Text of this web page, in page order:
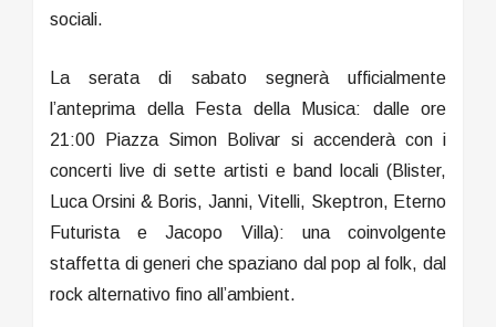
sociali.
La serata di sabato segnerà ufficialmente
l’anteprima della Festa della Musica: dalle ore
21:00 Piazza Simon Bolivar si accenderà con i
concerti live di sette artisti e band locali (Blister,
Luca Orsini & Boris, Janni, Vitelli, Skeptron, Eterno
Futurista e Jacopo Villa): una coinvolgente
staffetta di generi che spaziano dal pop al folk, dal
rock alternativo fino all’ambient.